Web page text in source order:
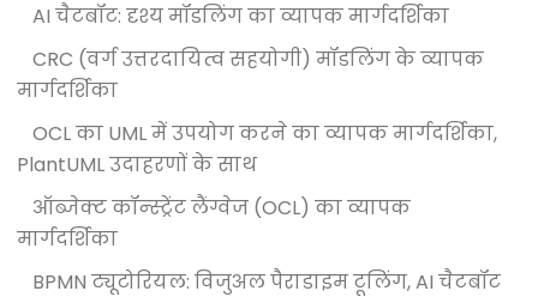
AI चैटबॉट: दृश्य मॉडलिंग का व्यापक मार्गदर्शिका
CRC (वर्ग उत्तरदायित्व सहयोगी) मॉडलिंग के व्यापक
मार्गदर्शिका
OCL का UML में उपयोग करने का व्यापक मार्गदर्शिका,
PlantUML उदाहरणों के साथ
ऑब्जेक्ट कॉन्स्ट्रेंट लैंग्वेज (OCL) का व्यापक
मार्गदर्शिका
BPMN ट्यूटोरियल: विजुअल पैराडाइम टूलिंग, AI चैटबॉट